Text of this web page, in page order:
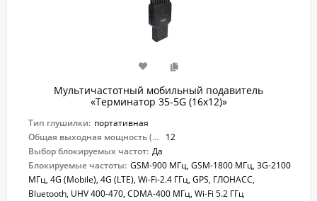
Мультичастотный мобильный подавитель
«Терминатор 35-5G (16х12)»
Тип глушилки: портативная
Общая выходная мощность (Вт):
12
Выбор блокируемых частот: Да
Блокируемые частоты: GSM-900 МГц, GSM-1800 МГц, 3G-2100
МГц, 4G (Mobile), 4G (LTE), Wi-Fi-2.4 ГГц, GPS, ГЛОНАСС,
Bluetooth, UHV 400-470, CDMA-400 МГц, Wi-Fi 5.2 ГГц